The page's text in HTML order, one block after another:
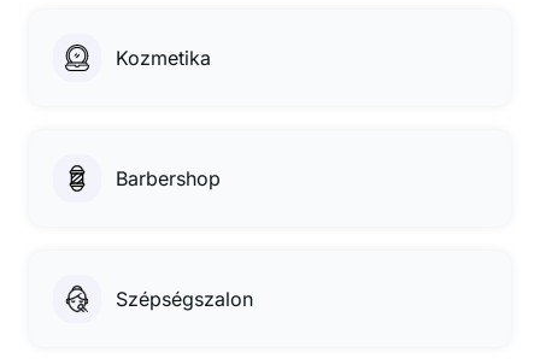
Kozmetika
Barbershop
Szépségszalon